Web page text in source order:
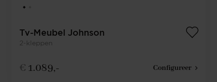
Tv-Meubel Johnson
2-kleppen
€ 1.089,- Configureer